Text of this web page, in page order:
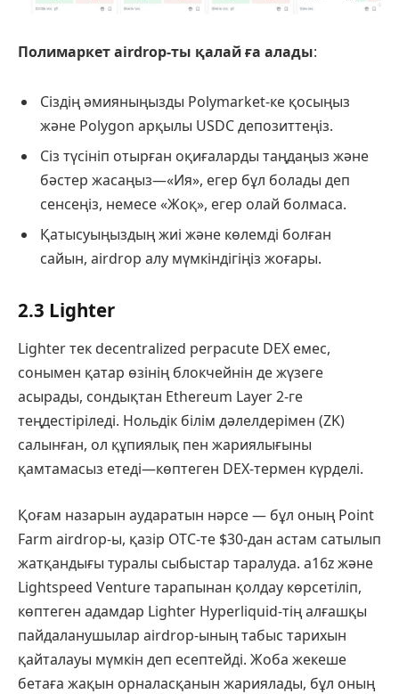
Полимаркет аirdrop-ты қалай ға алады:
Сіздің әмияныңызды Polymarket-ке қосыңыз
және Polygon арқылы USDC депозиттеңіз.
Сіз түсініп отырған оқиғаларды таңдаңыз және
бәстер жасаңыз—«Ия», егер бұл болады деп
сенсеңіз, немесе «Жоқ», егер олай болмаса.
Қатысуыңыздың жиі және көлемді болған
сайын, аirdrop алу мүмкіндігіңіз жоғары.
2.3 Lighter
Lighter тек decentralized perpacute DEX емес,
сонымен қатар өзінің блокчейнін де жүзеге
асырады, сондықтан Ethereum Layer 2-ге
теңдестіріледі. Нольдік білім дәлелдерімен (ZK)
салынған, ол құпиялық пен жариялығыны
қамтамасыз етеді—көптеген DEX-термен күрделі.
Қоғам назарын аударатын нәрсе — бұл оның Point
Farm airdrop-ы, қазір OTC-те $30-дан астам сатылып
жатқандығы туралы сыбыстар таралуда. a16z және
Lightspeed Venture тарапынан қолдау көрсетіліп,
көптеген адамдар Lighter Hyperliquid-тің алғашқы
пайдаланушылар аirdrop-ының табыс тарихын
қайталауы мүмкін деп есептейді. Жоба жекеше
бетаға жақын орналасқанын жариялады, бұл оның